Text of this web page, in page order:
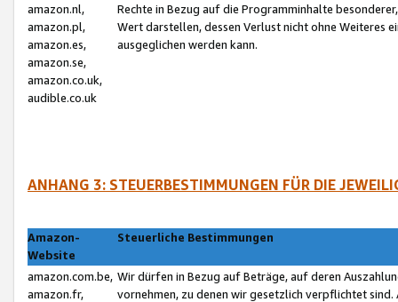
amazon.nl,
amazon.pl,
amazon.es,
amazon.se,
amazon.co.uk,
audible.co.uk
Rechte in Bezug auf die Programminhalte
Wert darstellen, dessen Verlust nicht ohne Weiteres
ausgeglichen werden kann.
ANHANG 3: STEUERBESTIMMUNGEN FÜR DIE
Amazon-
Website
Steuerliche Bestimmungen
amazon.com.be,
amazon.fr,
Wir dürfen in Bezug auf Beträge, auf deren
vornehmen, zu denen wir gesetzlich verpflichtet